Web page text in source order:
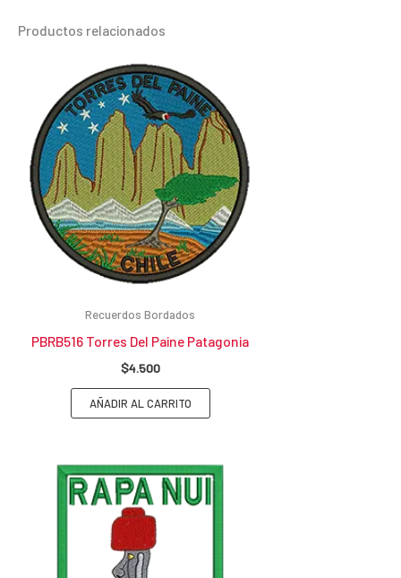
Productos relacionados
Recuerdos Bordados
PBRB516 Torres Del Paine Patagonia
$4.500
AÑADIR AL CARRITO